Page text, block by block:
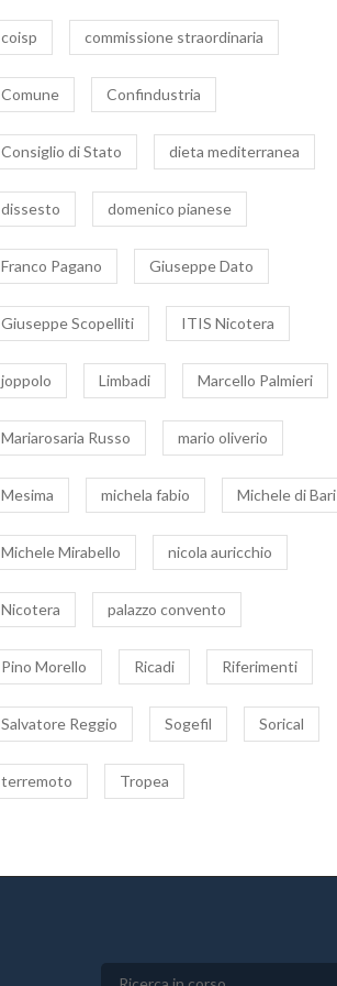
coisp commissione straordinaria
Comune Confindustria
Consiglio di Stato dieta mediterranea
dissesto domenico pianese
Franco Pagano Giuseppe Dato
Giuseppe Scopelliti ITIS Nicotera
joppolo Limbadi Marcello Palmieri
Mariarosaria Russo mario oliverio
Mesima michela fabio Michele di Bari
Michele Mirabello nicola auricchio
Nicotera palazzo convento
Pino Morello Ricadi Riferimenti
Salvatore Reggio Sogefil Sorical
terremoto Tropea